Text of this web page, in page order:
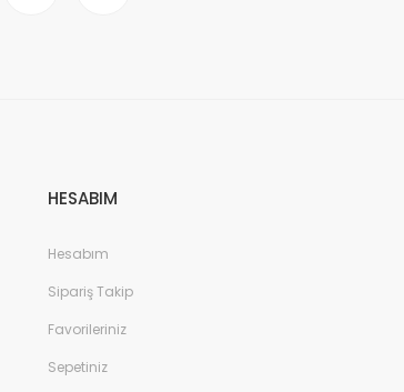
HESABIM
Hesabım
Sipariş Takip
Favorileriniz
Sepetiniz